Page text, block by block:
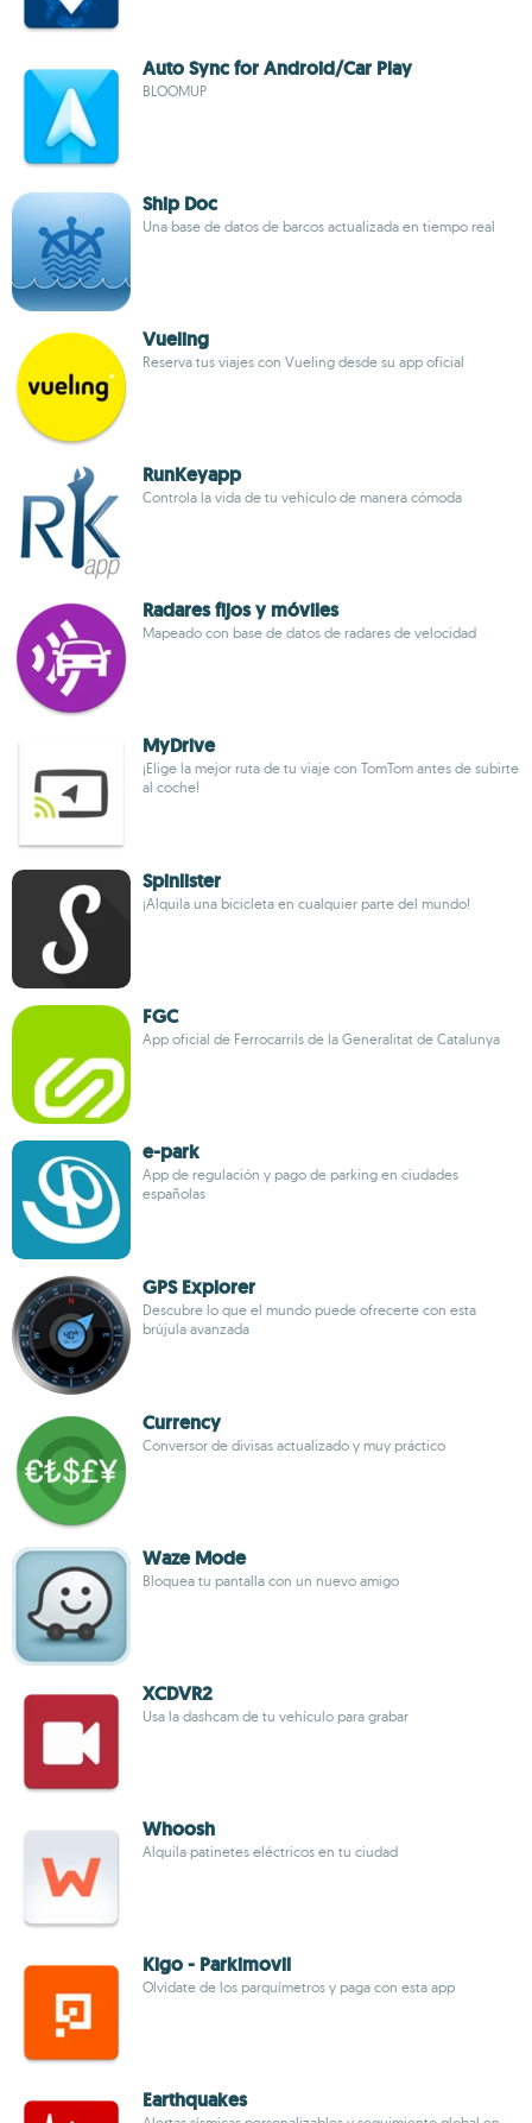
Auto Sync for Android/Car Play
BLOOMUP
Ship Doc
Una base de datos de barcos actualizada en tiempo real
Vueling
Reserva tus viajes con Vueling desde su app oficial
RunKeyapp
Controla la vida de tu vehículo de manera cómoda
Radares fijos y móviles
Mapeado con base de datos de radares de velocidad
MyDrive
¡Elige la mejor ruta de tu viaje con TomTom antes de subirte
al coche!
Spinlister
¡Alquila una bicicleta en cualquier parte del mundo!
FGC
App oficial de Ferrocarrils de la Generalitat de Catalunya
e-park
App de regulación y pago de parking en ciudades
españolas
GPS Explorer
Descubre lo que el mundo puede ofrecerte con esta
brújula avanzada
Currency
Conversor de divisas actualizado y muy práctico
Waze Mode
Bloquea tu pantalla con un nuevo amigo
XCDVR2
Usa la dashcam de tu vehículo para grabar
Whoosh
Alquila patinetes eléctricos en tu ciudad
Kigo - Parkimovil
Olvídate de los parquímetros y paga con esta app
Earthquakes